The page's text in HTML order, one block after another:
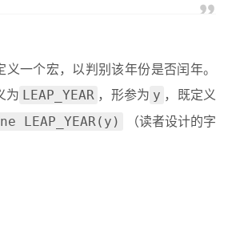
一个宏，以判别该年份是否闰年。
为 LEAP_YEAR ，形参为 y ，既定义
LEAP_YEAR(y)
（读者设计的字